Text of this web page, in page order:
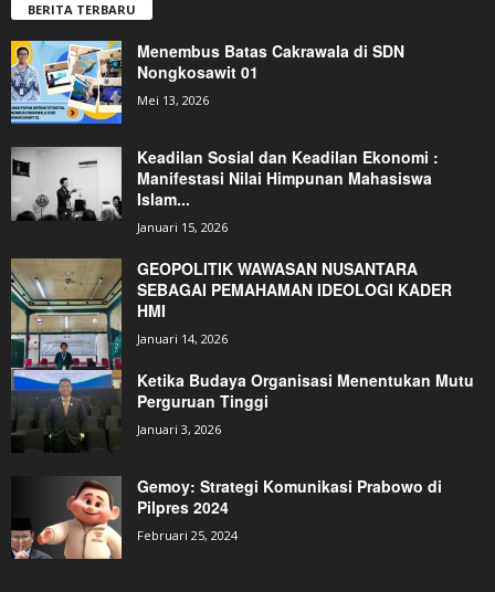
BERITA TERBARU
Menembus Batas Cakrawala di SDN
Nongkosawit 01
Mei 13, 2026
Keadilan Sosial dan Keadilan Ekonomi :
Manifestasi Nilai Himpunan Mahasiswa
Islam...
Januari 15, 2026
GEOPOLITIK WAWASAN NUSANTARA
SEBAGAI PEMAHAMAN IDEOLOGI KADER
HMI
Januari 14, 2026
Ketika Budaya Organisasi Menentukan Mutu
Perguruan Tinggi
Januari 3, 2026
Gemoy: Strategi Komunikasi Prabowo di
Pilpres 2024
Februari 25, 2024